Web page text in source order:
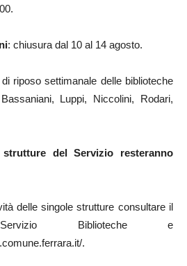
: chiusura dal 10 al 14 agosto.
riposo settimanale delle biblioteche
Luppi, Niccolini, Rodari,
del Servizio resteranno
delle singole strutture consultare il
Biblioteche e
.